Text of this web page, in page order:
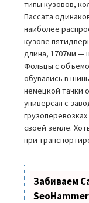
типы кузовов,
Пассата
наиболее
кузове
длина, 1707мм —
Фольцы с
обувались в
немецкой тачки
универсал с
своей земле.
при
Забиваем
SeoHammer